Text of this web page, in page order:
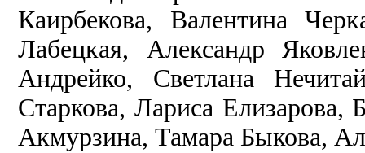
Каирбекова, Валентина
Лабецкая, Александр
Андрейко, Светлана
Старкова, Лариса Елизарова,
Акмурзина, Тамара Быкова,